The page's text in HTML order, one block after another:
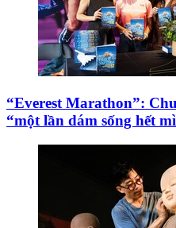
“Everest Marathon”:
“một lần dám sống hết